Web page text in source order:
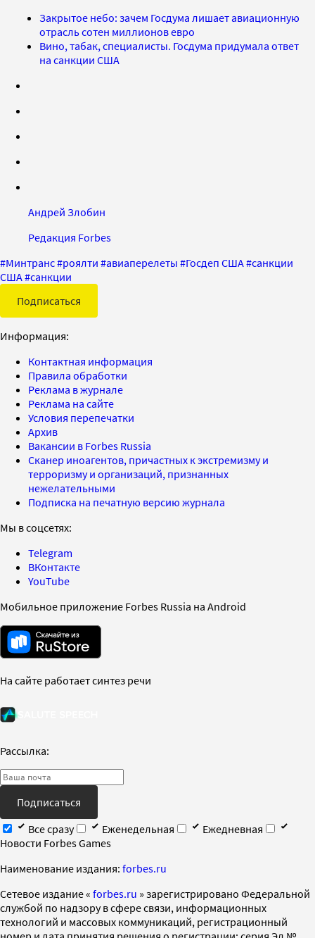
Закрытое небо: зачем Госдума лишает авиационную
отрасль сотен миллионов евро
Вино, табак, специалисты. Госдума придумала ответ
на санкции США
Андрей Злобин
Редакция Forbes
#Минтранс#роялти #авиаперелеты #Госдеп США#санкции
США#санкции
Подписаться
Информация:
Контактная информация
Правила обработки
Реклама в журнале
Реклама на сайте
Условия перепечатки
Архив
Вакансии в Forbes Russia
Сканер иноагентов, причастных к экстремизму и
терроризму и организаций, признанных
нежелательными
Подписка на печатную версию журнала
Мы в соцсетях:
Telegram
ВКонтакте
YouTube
Мобильное приложение Forbes Russia на Android
На сайте работает синтез речи
Рассылка:
Подписаться
Все сразу
Еженедельная
Ежедневная
Новости Forbes Games
Наименование издания: forbes.ru
Cетевое издание « forbes.ru » зарегистрировано Федеральной
службой по надзору в сфере связи, информационных
технологий и массовых коммуникаций, регистрационный